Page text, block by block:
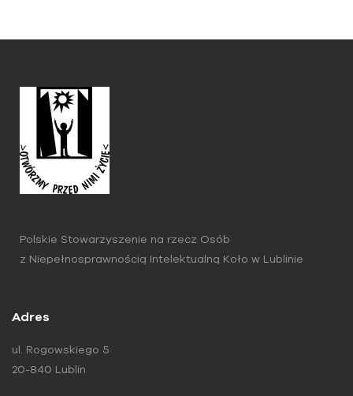
Polskie Stowarzyszenie na rzecz Osób
z Niepełnosprawnością Intelektualną Koło w Lublinie
Adres
ul. Rogowskiego 5
20-840 Lublin